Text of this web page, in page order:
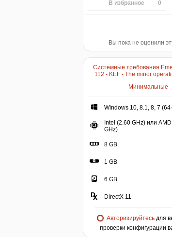
В избранное 0
Вы пока не оценили
Системные требования
112 - KEF - The minor
Минимальные
Windows 10, 8.1, 8, 7
Intel (2.60 GHz) или
GHz)
8 GB
1 GB
6 GB
DirectX 11
Авторизируйтесьдля
проверки конфигурации